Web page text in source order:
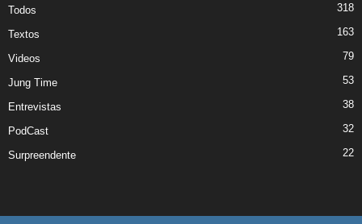
Todos 318
Textos 163
Videos 79
Jung Time 53
Entrevistas 38
PodCast 32
Surpreendente 22